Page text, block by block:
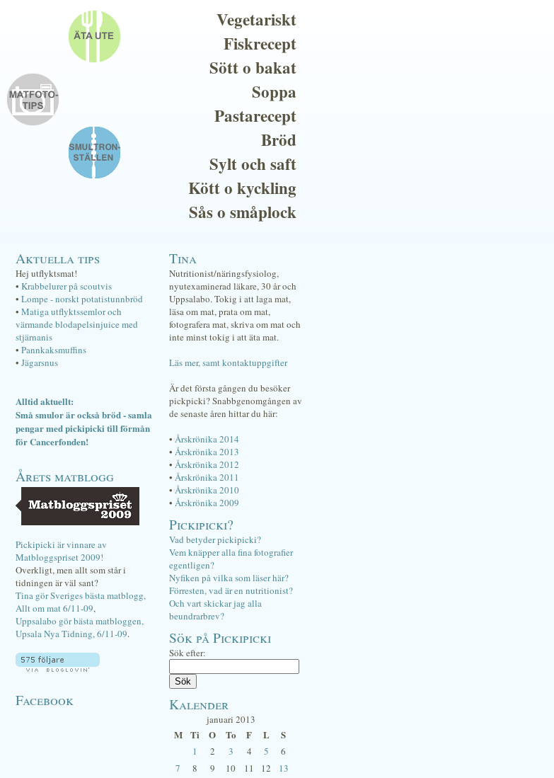
Vegetariskt
Fiskrecept
Sött o bakat
Soppa
Pastarecept
Bröd
Sylt och saft
Kött o kyckling
Sås o småplock
Aktuella tips
Hej utflyktsmat!
• Krabbelurer på scoutvis
• Lompe - norskt potatistunnbröd
• Matiga utflyktssemlor och
värmande blodapelsinjuice med
stjärnanis
• Pannkaksmuffins
• Jägarsnus
Alltid aktuellt:
Små smulor är också bröd - samla
pengar med pickipicki till förmån
för Cancerfonden!
Årets matblogg
Pickipicki är vinnare av
Matbloggspriset 2009!
Overkligt, men allt som står i
tidningen är väl sant?
Tina gör Sveriges bästa matblogg,
Allt om mat 6/11-09,
Uppsalabo gör bästa matbloggen,
Upsala Nya Tidning, 6/11-09.
Facebook
Tina
Nutritionist/näringsfysiolog,
nyutexaminerad läkare, 30 år och
Uppsalabo. Tokig i att laga mat,
läsa om mat, prata om mat,
fotografera mat, skriva om mat och
inte minst tokig i att äta mat.
Läs mer, samt kontaktuppgifter
Är det första gången du besöker
pickpicki? Snabbgenomgången av
de senaste åren hittar du här:
• Årskrönika 2014
• Årskrönika 2013
• Årskrönika 2012
• Årskrönika 2011
• Årskrönika 2010
• Årskrönika 2009
Pickipicki?
Vad betyder pickipicki?
Vem knäpper alla fina fotografier
egentligen?
Nyfiken på vilka som läser här?
Förresten, vad är en nutritionist?
Och vart skickar jag alla
beundrarbrev?
Sök på Pickipicki
Sök efter:
Kalender
januari 2013
M Ti O To F L S
1 2 3 4 5
6
7
8 9 10 11 12
13